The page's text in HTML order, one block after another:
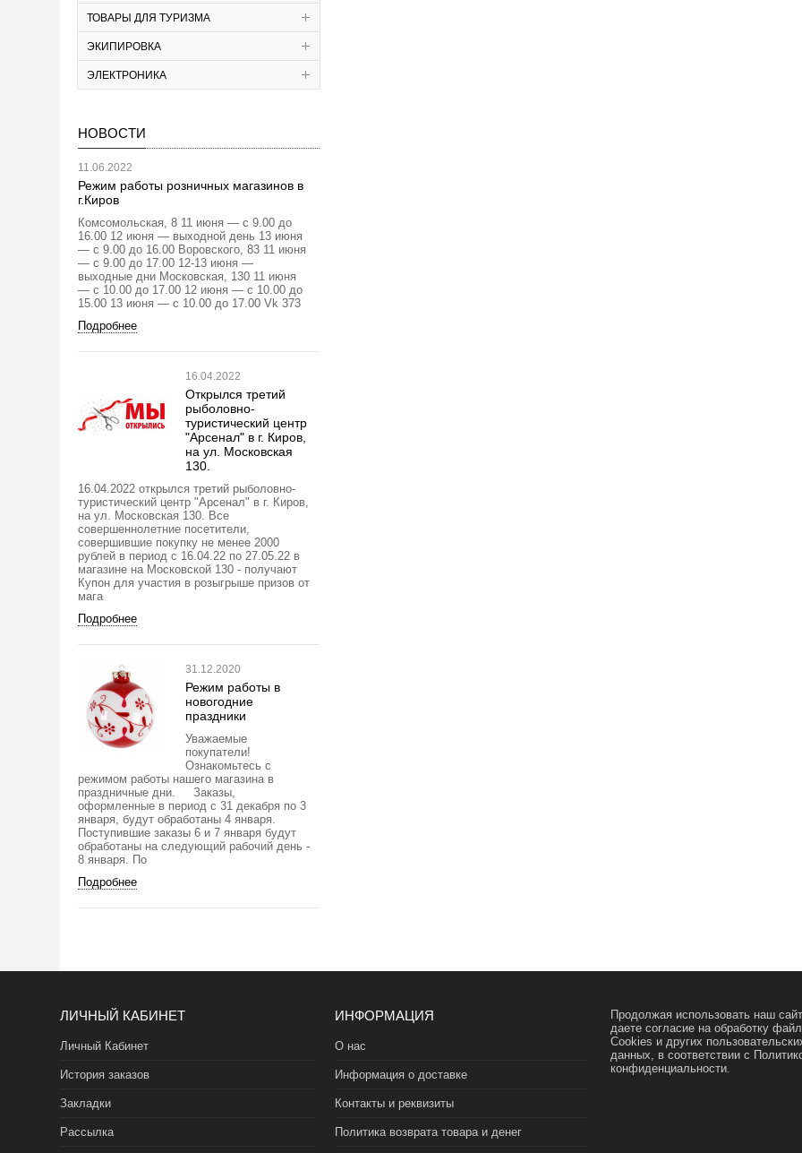
ТОВАРЫ ДЛЯ ТУРИЗМА
ЭКИПИРОВКА
ЭЛЕКТРОНИКА
НОВОСТИ
11.06.2022
Режим работы розничных магазинов в
г.Киров
Комсомольская, 8 11 июня — с 9.00 до
16.00 12 июня — выходной день 13 июня
— с 9.00 до 16.00 Воровского, 83 11 июня
— с 9.00 до 17.00 12-13 июня —
выходные дни Московская, 130 11 июня
— с 10.00 до 17.00 12 июня — с 10.00 до
15.00 13 июня — с 10.00 до 17.00 Vk 373
Подробнее
16.04.2022
Открылся третий
рыболовно-
туристический центр
"Арсенал" в г. Киров,
на ул. Московская
130.
16.04.2022 открылся третий рыболовно-
туристический центр "Арсенал" в г. Киров,
на ул. Московская 130. Все
совершеннолетние посетители,
совершившие покупку не менее 2000
рублей в период с 16.04.22 по 27.05.22 в
магазине на Московской 130 - получают
Купон для участия в розыгрыше призов от
мага
Подробнее
31.12.2020
Режим работы в
новогодние
праздники
Уважаемые
покупатели!
Ознакомьтесь с
режимом работы нашего магазина в
праздничные дни. Заказы,
оформленные в период с 31 декабря по 3
января, будут обработаны 4 января.
Поступившие заказы 6 и 7 января будут
обработаны на следующий рабочий день -
8 января. По
Подробнее
ЛИЧНЫЙ КАБИНЕТ
Личный Кабинет
История заказов
Закладки
Рассылка
ИНФОРМАЦИЯ
О нас
Информация о доставке
Контакты и реквизиты
Политика возврата товара и денег
Продолжая использовать наш
даете согласие на обработку
Cookies и других
данных, в соответствии с
конфиденциальности.